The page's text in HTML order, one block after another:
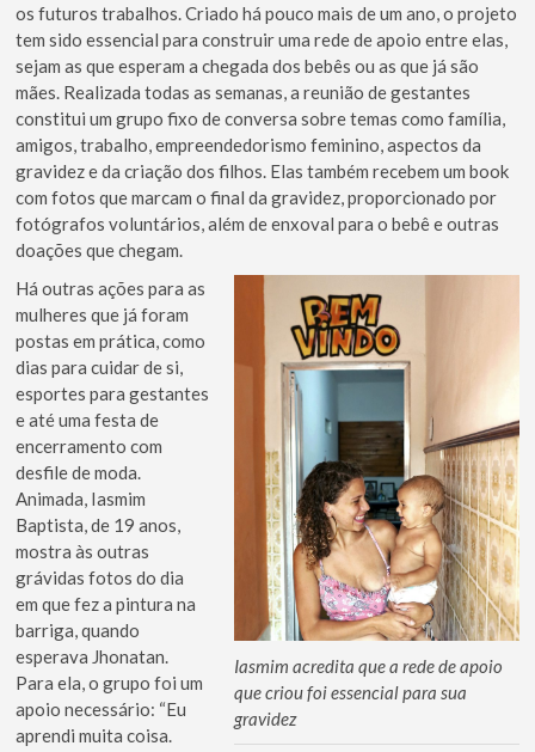
os futuros trabalhos. Criado há pouco mais de um ano, o projeto
tem sido essencial para construir uma rede de apoio entre elas,
sejam as que esperam a chegada dos bebês ou as que já são
mães. Realizada todas as semanas, a reunião de gestantes
constitui um grupo fixo de conversa sobre temas como família,
amigos, trabalho, empreendedorismo feminino, aspectos da
gravidez e da criação dos filhos. Elas também recebem um book
com fotos que marcam o final da gravidez, proporcionado por
fotógrafos voluntários, além de enxoval para o bebê e outras
doações que chegam.
Iasmim acredita que a rede de apoio
que criou foi essencial para sua
gravidez
Há outras ações para as
mulheres que já foram
postas em prática, como
dias para cuidar de si,
esportes para gestantes
e até uma festa de
encerramento com
desfile de moda.
Animada, Iasmim
Baptista, de 19 anos,
mostra às outras
grávidas fotos do dia
em que fez a pintura na
barriga, quando
esperava Jhonatan.
Para ela, o grupo foi um
apoio necessário: “Eu
aprendi muita coisa.